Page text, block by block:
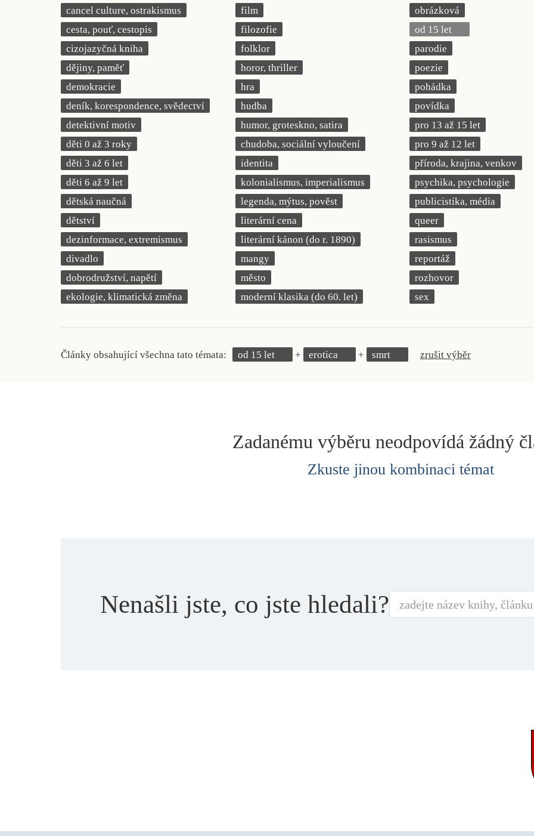
cancel culture, ostrakismus
cesta, pouť, cestopis
cizojazyčná kniha
dějiny, paměť
demokracie
deník, korespondence, svědectví
detektivní motiv
děti 0 až 3 roky
děti 3 až 6 let
děti 6 až 9 let
dětská naučná
dětství
dezinformace, extremismus
divadlo
dobrodružství, napětí
ekologie, klimatická změna
film
filozofie
folklor
horor, thriller
hra
hudba
humor, groteskno, satira
chudoba, sociální vyloučení
identita
kolonialismus, imperialismus
legenda, mýtus, pověst
literární cena
literární kánon (do r. 1890)
mangy
město
moderní klasika (do 60. let)
obrázková
od 15 let
parodie
poezie
pohádka
povídka
pro 13 až 15 let
pro 9 až 12 let
příroda, krajina, venkov
psychika, psychologie
publicistika, média
queer
rasismus
reportáž
rozhovor
sex
Články obsahující všechna tato témata: od 15 let erotica smrt zrušit výběr
Zadanému výběru neodpovídá žádný
Zkuste jinou kombinaci témat
Nenašli jste, co jste hledali?